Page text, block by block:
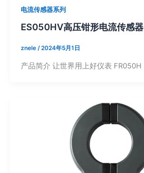
电流传感器系列
ES050HV高压钳形电流传感器
znele /2024年5月1日
产品简介 让世界用上好仪表 FR050H